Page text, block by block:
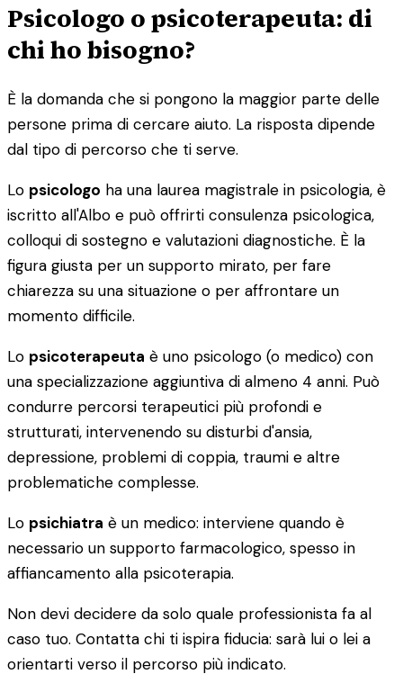
Psicologo o psicoterapeuta: di
chi ho bisogno?
È la domanda che si pongono la maggior parte delle
persone prima di cercare aiuto. La risposta dipende
dal tipo di percorso che ti serve.
Lo psicologo ha una laurea magistrale in psicologia, è
iscritto all'Albo e può offrirti consulenza psicologica,
colloqui di sostegno e valutazioni diagnostiche. È la
figura giusta per un supporto mirato, per fare
chiarezza su una situazione o per affrontare un
momento difficile.
Lo psicoterapeuta è uno psicologo (o medico) con
una specializzazione aggiuntiva di almeno 4 anni. Può
condurre percorsi terapeutici più profondi e
strutturati, intervenendo su disturbi d'ansia,
depressione, problemi di coppia, traumi e altre
problematiche complesse.
Lo psichiatra è un medico: interviene quando è
necessario un supporto farmacologico, spesso in
affiancamento alla psicoterapia.
Non devi decidere da solo quale professionista fa al
caso tuo. Contatta chi ti ispira fiducia: sarà lui o lei a
orientarti verso il percorso più indicato.